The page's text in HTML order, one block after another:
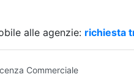
Commerciale
alle agenzie: richiesta